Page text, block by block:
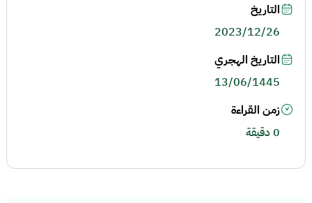
التاريخ
2023/12/26
التاريخ الهجري
13/06/1445
زمن القراءة
0 دقيقة